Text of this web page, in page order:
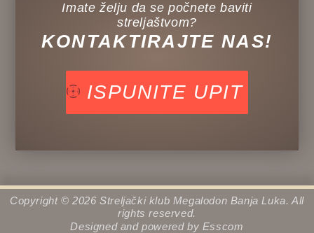
Imate želju da se počnete baviti
streljaštvom?
KONTAKTIRAJTE NAS!
ISPUNITE UPIT
Copyright © 2026 Streljački klub Megalodon Banja Luka. All
rights reserved.
Designed and powered by Esscom